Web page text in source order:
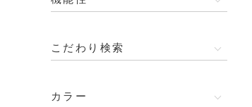
こだわり検索
カラー